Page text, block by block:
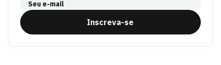
Seu e-mail
Inscreva-se